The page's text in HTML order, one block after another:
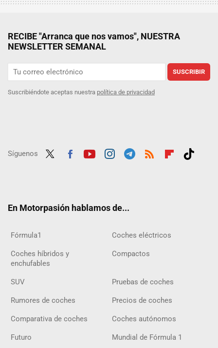
RECIBE "Arranca que nos vamos", NUESTRA
NEWSLETTER SEMANAL
SUSCRIBIR
Suscribiéndote aceptas nuestra política de privacidad
Síguenos
En Motorpasión hablamos de...
Fórmula1 Coches eléctricos
Coches híbridos y
enchufables
Compactos
SUV Pruebas de coches
Rumores de coches Precios de coches
Comparativa de coches Coches autónomos
Futuro Mundial de Fórmula 1